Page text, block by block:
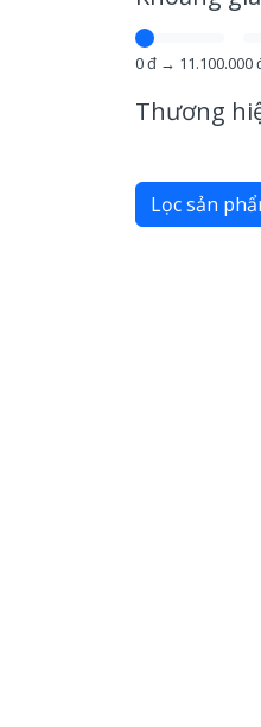
0đ → 11.100.000
Thương
Lọc sản